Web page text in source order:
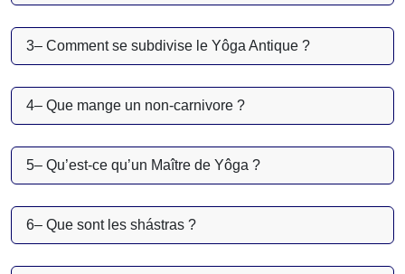
3– Comment se subdivise le Yôga Antique ?
4– Que mange un non-carnivore ?
5– Qu’est-ce qu’un Maître de Yôga ?
6– Que sont les shástras ?